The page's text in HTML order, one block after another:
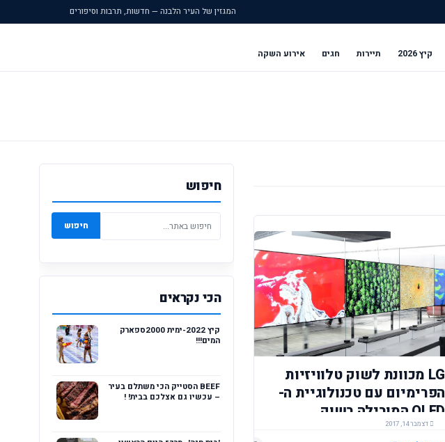
המגזין של העיר הלבנה — חדשות, תרבות וסיפורים
קיץ 2026 תיירות חגים אירוע השקה
LG מכוונת לשוק טלוויזיות
הפרימיום עם טכנולוגיית ה-
OLED המובילה בשוק
דצמבר 14, 2017
חיפוש
חיפוש
הכי נקראים
קיץ 2022-ימית 2000ספארק
המים!!!
BEEF הסטייק הכי משתלם בעיר
– עכשיו גם אצלכם בבית! !